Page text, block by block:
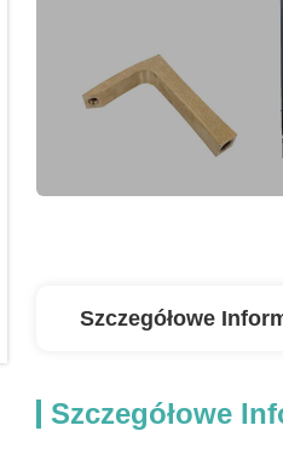
Szczegółowe
Szczegółowe